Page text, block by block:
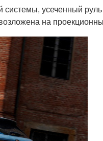
усеченный
на